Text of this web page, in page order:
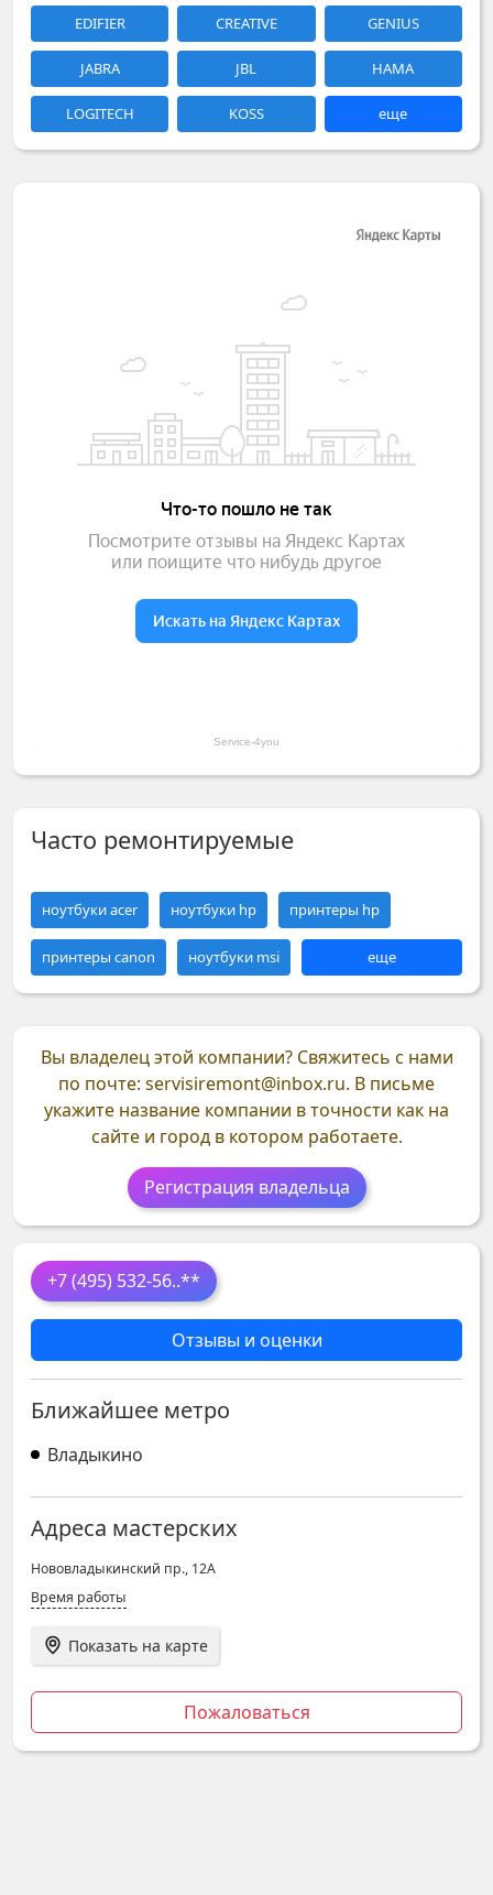
+7 (495) 532-56..**
Отзывы и оценки
Ближайшее метро
Владыкино
Адреса мастерских
Нововладыкинский пр., 12А
Время работы
Показать на карте
Пожаловаться
EDIFIER CREATIVE GENIUS
JABRA JBL HAMA
LOGITECH KOSS еще
Service-4you
Часто ремонтируемые
ноутбуки acer ноутбуки hp принтеры hp
принтеры canon ноутбуки msi еще
Вы владелец этой компании? Свяжитесь с нами
по почте: servisiremont@inbox.ru. В письме
укажите название компании в точности как на
сайте и город в котором работаете.
Регистрация владельца